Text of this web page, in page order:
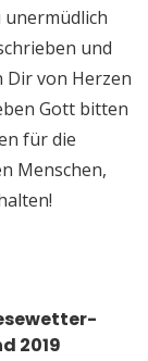
und
von Herzen
Gott bitten
für die
Menschen,
2019